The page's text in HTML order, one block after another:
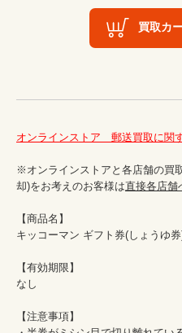
買取カ
オンラインストア　郵送買取に関
※オンラインストアと各店舗の買
却)をお考えのお客様は直接各店舗
【商品名】
キッコーマン ギフト券(しょうゆ
【有効期限】
なし
【注意事項】